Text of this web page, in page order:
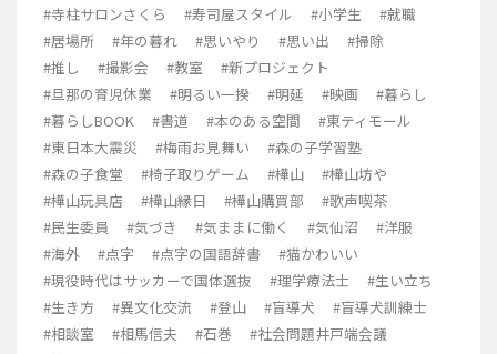
#寺柱サロンさくら
#寿司屋スタイル #小学生
#就職
#居場所
#年の暮れ #思いやり #思い出
#掃除
#推し
#撮影会 #教室
#新プロジェクト
#旦那の育児休業
#明るい一揆 #明延 #映画
#暮らし
#暮らしBOOK
#書道 #本のある空間
#東ティモール
#東日本大震災
#梅雨お見舞い
#森の子学習塾
#森の子食堂
#椅子取りゲーム #樺山
#樺山坊や
#樺山玩具店
#樺山縁日 #樺山購買部
#歌声喫茶
#民生委員
#気づき #気ままに働く #気仙沼
#洋服
#海外
#点字 #点字の国語辞書
#猫かわいい
#現役時代はサッカーで国体選抜
#理学療法士
#生い立ち
#生き方
#異文化交流 #登山 #盲導犬
#盲導犬訓練士
#相談室
#相馬信夫 #石巻
#社会問題井戸端会議